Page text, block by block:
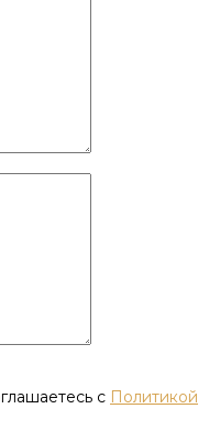
с Политикой